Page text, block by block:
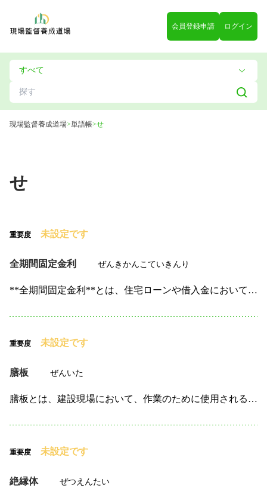
会員登録申請 ログイン
現場監督養成道場>単語帳>せ
せ
重要度 未設定です
全期間固定金利 ぜんきかんこていきんり
**全期間固定金利**とは、住宅ローンや借入金において、 ローンの返済期間中、金利が一定で変動しない仕組みです。 このタイプの金利は、契約時に決められた金利が 全期間にわたり変わらないため、返済…
重要度 未設定です
膳板 ぜんいた
膳板とは、建設現場において、作業のために使用される板の一種で、 主に仮設の作業台や足場として使われます。 現場では、膳板を利用して高所作業を行う際の作業員の足元を確保したり、 物品を一時的に置い…
重要度 未設定です
絶縁体 ぜつえんたい